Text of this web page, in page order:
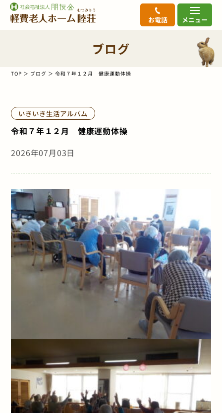
メニュー
お電話
ブログ
TOP ブログ 令和７年１２月 健康運動体操
いきいき生活アルバム
令和７年１２月 健康運動体操
2026年07月03日